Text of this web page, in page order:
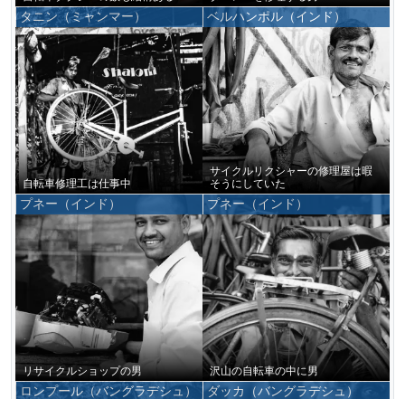
いうことだ
タニン（ミャンマー）
自転車修理工は仕事中
ベルハンポル（インド）
サイクルリクシャーの修理屋は暇
そうにしていた
プネー（インド）
リサイクルショップの男
プネー（インド）
沢山の自転車の中に男
ロンプール（バングラデシュ） ダッカ（バングラデシュ）